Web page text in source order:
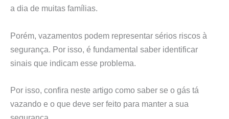
a dia de muitas famílias.
Porém, vazamentos podem representar sérios riscos à
segurança. Por isso, é fundamental saber identificar
sinais que indicam esse problema.
Por isso, confira neste artigo como saber se o gás tá
vazando e o que deve ser feito para manter a sua